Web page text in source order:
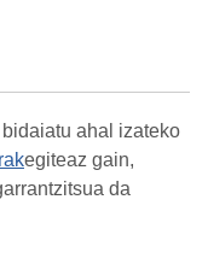
ahal izateko
egiteaz gain,
da